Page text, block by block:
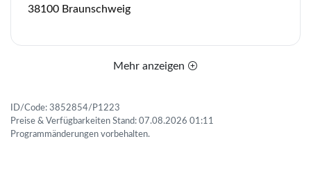
38100 Braunschweig
Mehr anzeigen
ID/Code: 3852854/P1223
Preise & Verfügbarkeiten Stand: 07.08.2026 01:11
Programmänderungen vorbehalten.